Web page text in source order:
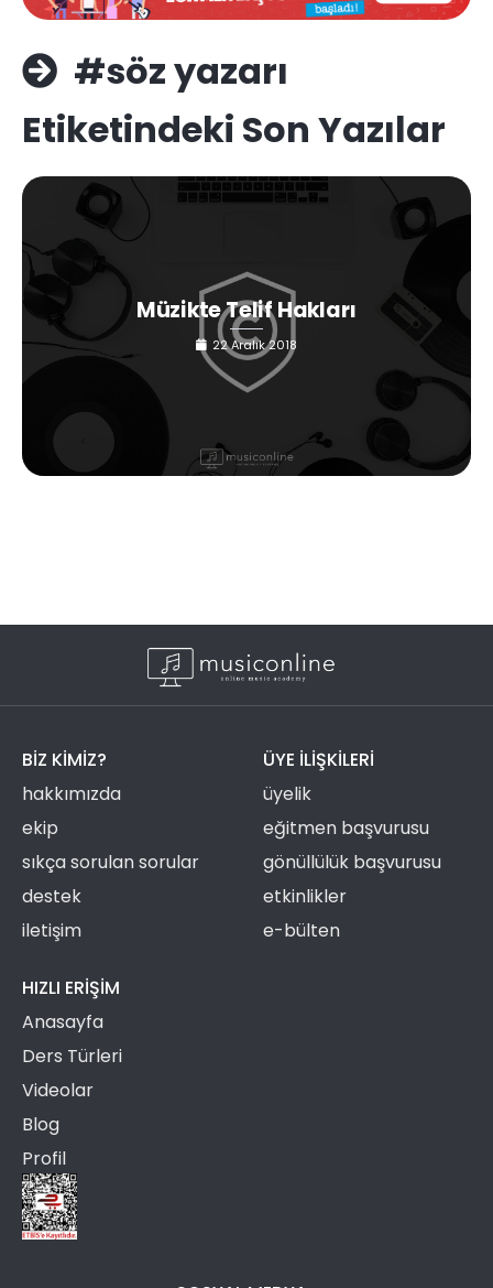
#söz yazarı
Etiketindeki Son Yazılar
Müzikte Telif Hakları
22 Aralık 2018
BIZ KIMIZ?
hakkımızda
ekip
sıkça sorulan sorular
destek
iletişim
ÜYE ILIŞKILERI
üyelik
eğitmen başvurusu
gönüllülük başvurusu
etkinlikler
e-bülten
HIZLI ERIŞIM
Anasayfa
Ders Türleri
Videolar
Blog
Profil